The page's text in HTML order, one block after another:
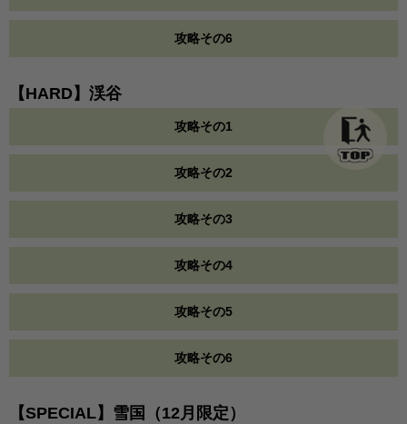
攻略その6
【HARD】渓谷
攻略その1
攻略その2
攻略その3
攻略その4
攻略その5
攻略その6
【SPECIAL】雪国（12月限定）